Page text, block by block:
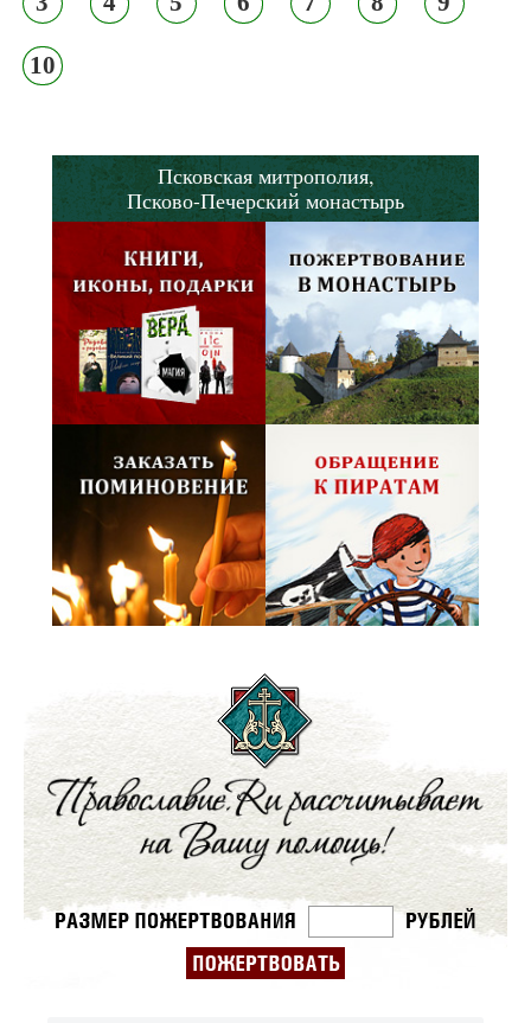
10
Псковская митрополия,
Псково-Печерский монастырь